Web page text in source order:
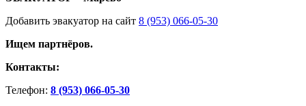
Добавить эвакуатор на сайт 8 (953) 066-05-30
Ищем партнёров.
Контакты:
Телефон: 8 (953) 066-05-30